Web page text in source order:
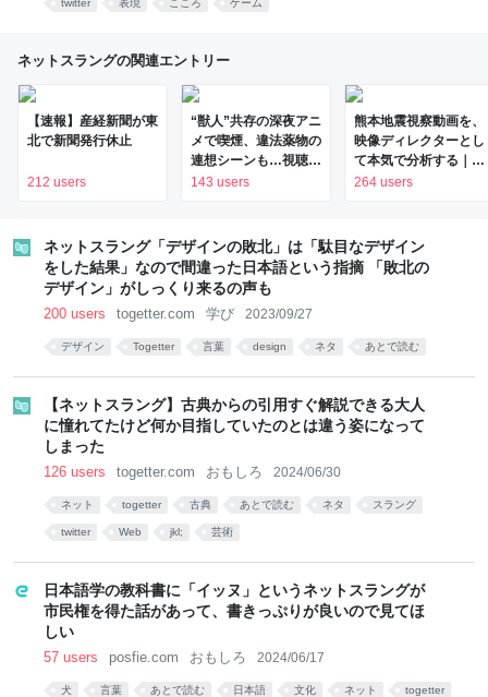
twitter 表現 こころ ゲーム
ネットスラングの関連エントリー
【速報】産経新聞が東
北で新聞発行休止
212 users
“獣人”共存の深夜アニ
メで喫煙、違法薬物の
連想シーンも…視聴者
批判でBPO議論「紛
ドアニュース
143 users
熊本地震視察動画を、
映像ディレクターとし
て本気で分析する｜牟
田高太郎｜映像で、想
264 users
ネットスラング「デザインの敗北」は「駄目なデザイン
をした結果」なので間違った日本語という指摘 「敗北の
デザイン」がしっくり来るの声も
200 users togetter.com 学び 2023/09/27
デザイン Togetter 言葉 design ネタ あとで読む
【ネットスラング】古典からの引用すぐ解説できる大人
に憧れてたけど何か目指していたのとは違う姿になって
しまった
126 users togetter.com おもしろ 2024/06/30
ネット togetter 古典 あとで読む ネタ スラング
twitter Web jkl; 芸術
日本語学の教科書に「イッヌ」というネットスラングが
市民権を得た話があって、書きっぷりが良いので見てほ
しい
57 users posfie.com おもしろ 2024/06/17
犬 言葉 あとで読む 日本語 文化 ネット togetter